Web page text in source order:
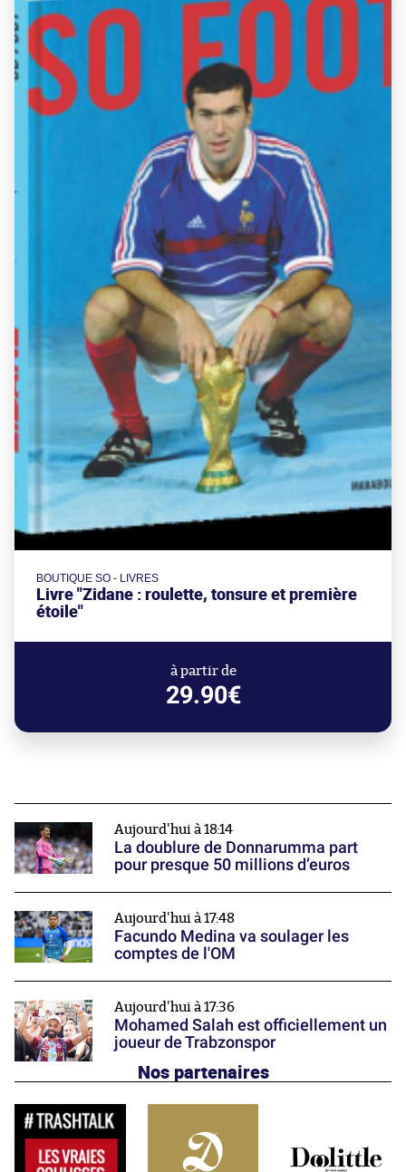
BOUTIQUE SO - LIVRES
Livre "Zidane : roulette, tonsure et première
étoile"
à partir de
29.90€
Aujourd'hui à 18:14
La doublure de Donnarumma part
pour presque 50 millions d’euros
Aujourd'hui à 17:48
Facundo Medina va soulager les
comptes de l'OM
Aujourd'hui à 17:36
Mohamed Salah est officiellement un
joueur de Trabzonspor
Nos partenaires